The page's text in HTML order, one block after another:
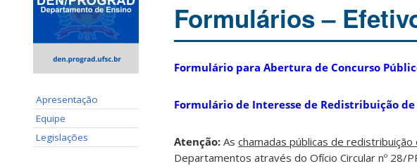
Apresentação
Equipe
Legislações
Formulários –
Formulário para Abertura de Concurso
Formulário de Interesse de Redistribuição
Atenção: As chamadas públicas de
Departamentos através do Ofício Circular nº 28/